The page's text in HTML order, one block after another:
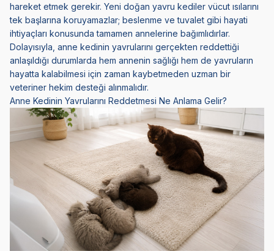
hareket etmek gerekir. Yeni doğan yavru kediler vücut ısılarını
tek başlarına koruyamazlar; beslenme ve tuvalet gibi hayati
ihtiyaçları konusunda tamamen annelerine bağımlıdırlar.
Dolayısıyla, anne kedinin yavrularını gerçekten reddettiği
anlaşıldığı durumlarda hem annenin sağlığı hem de yavruların
hayatta kalabilmesi için zaman kaybetmeden uzman bir
veteriner hekim desteği alınmalıdır.
Anne Kedinin Yavrularını Reddetmesi Ne Anlama Gelir?